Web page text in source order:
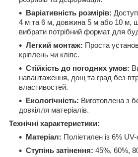
Варіативність розмірів:
4 м та 6 м, довжина 5 м або 10 м,
вибрати потрібний формат для
Легкий монтаж: Проста
кріплень чи кліпс.
Стійкість до погодних умов:
навантаження, дощ та град без
властивостей.
Екологічність: Виготовлена з
довкілля матеріалів.
Технічні характеристики:
Матеріал: Поліетилен із 6% UV-
Ступінь затінення: 45%, 60%,